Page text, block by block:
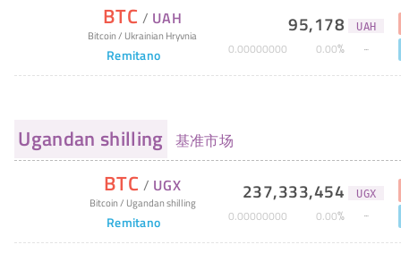
BTC / UAH
Bitcoin/ Ukrainian Hryvnia
Remitano
95,178 UAH
0.00000000 0.00%
Ugandan shilling 基准市场
BTC / UGX
Bitcoin/ Ugandan shilling
Remitano
237,333,454 UGX
0.00000000 0.00%